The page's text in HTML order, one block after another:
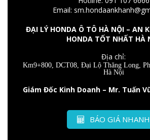
Email:
ĐẠI LÝ HONDA Ô TÔ HÀ NỘI – AN
HONDA TỐT NHẤT HÀ
Địa chỉ:
Km9+800, DCT08, Đại Lộ Thăng Long,
Hà Nội
Giám Đốc Kinh Doanh – Mr. Tuấn
BÁO GIÁ NHANH